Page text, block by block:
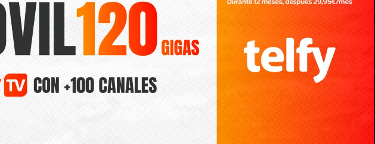
5 de agosto de 2026